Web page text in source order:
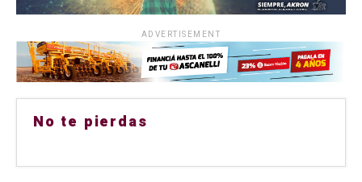
ADVERTISEMENT
No te pierdas